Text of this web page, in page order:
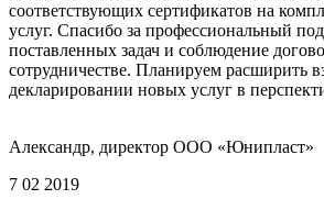
соответствующих сертификатов на
услуг. Спасибо за профессиональный
поставленных задач и соблюдение
сотрудничестве. Планируем расширить
декларировании новых услуг в
Александр, директор ООО «Юнипласт»
7 02 2019